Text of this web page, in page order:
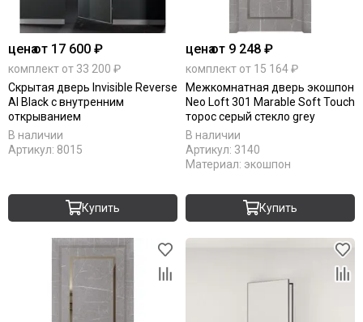
ценаот 17 600 ₽
комплект от 33 200 ₽
Скрытая дверь Invisible Reverse
Al Black с внутренним
открыванием
В наличии
Артикул: 8015
Купить
ценаот 9 248 ₽
комплект от 15 164 ₽
Межкомнатная дверь экошпон
Neo Loft 301 Marable Soft Touch
торос серый стекло grey
В наличии
Артикул: 3140
Материал: экошпон
Купить